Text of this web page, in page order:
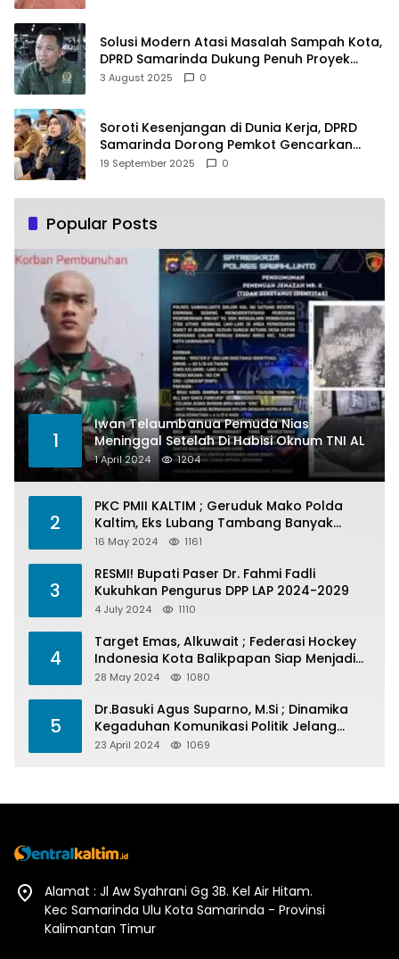
Solusi Modern Atasi Masalah Sampah Kota,
DPRD Samarinda Dukung Penuh Proyek
PLTSA
3 August 2025 0
Soroti Kesenjangan di Dunia Kerja, DPRD
Samarinda Dorong Pemkot Gencarkan
Pemberdayaan Perempuan
19 September 2025 0
Popular Posts
1
Iwan Telaumbanua Pemuda Nias
Meninggal Setelah Di Habisi Oknum TNI AL
1 April 2024 1204
2
PKC PMII KALTIM ; Geruduk Mako Polda
Kaltim, Eks Lubang Tambang Banyak
Menelan Korban
16 May 2024 1161
3
RESMI! Bupati Paser Dr. Fahmi Fadli
Kukuhkan Pengurus DPP LAP 2024-2029
4 July 2024 1110
4
Target Emas, Alkuwait ; Federasi Hockey
Indonesia Kota Balikpapan Siap Menjadi
Barometer Prestasi Di Kaltim
28 May 2024 1080
5
Dr.Basuki Agus Suparno, M.Si ; Dinamika
Kegaduhan Komunikasi Politik Jelang
Pesta Politik 2024
23 April 2024 1069
Alamat : Jl Aw Syahrani Gg 3B. Kel Air Hitam.
Kec Samarinda Ulu Kota Samarinda - Provinsi
Kalimantan Timur